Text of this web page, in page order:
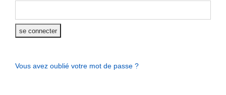
Vous avez oublié votre mot de passe ?